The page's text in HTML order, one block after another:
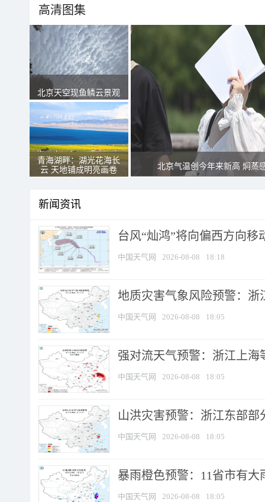
高清图集
北京天空现鱼鳞云景观
青海湖畔：湖光花海长
云 天地铺成明亮画卷
北京气温创今年来新高 焖蒸
新闻资讯
台风“灿鸿”将向偏西方向移
中国天气网 2026-08-08 18:18
地质灾害气象风险预警：
中国天气网 2026-08-08 18:05
强对流天气预警：浙江上海
中国天气网 2026-08-08 18:05
山洪灾害预警：浙江东部
中国天气网 2026-08-08 18:05
暴雨橙色预警：11省市有
中国天气网 2026-08-08 18:05